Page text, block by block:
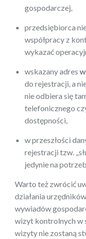
gospodarczej,
przedsiębiorca
współpracy z
wykazać
wskazany adres
do rejestracji, a
nie odbiera się
telefonicznego
dostępności,
w przeszłości
rejestracji tzw.
jedynie na
Warto też zwrócić
działania
wywiadów
wizyt kontrolnych w
wizyty nie zostaną